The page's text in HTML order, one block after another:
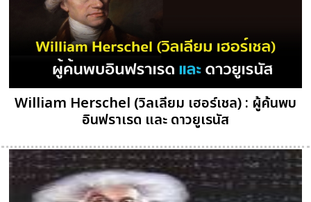
William Herschel (วิลเลียม เฮอร์เชล) : ผู้ค้นพบ
อินฟราเรด และ ดาวยูเรนัส